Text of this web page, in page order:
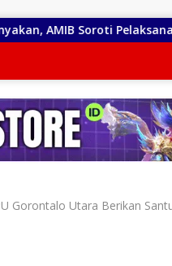
Pelaksana hingga
Gorontalo Utara Berikan